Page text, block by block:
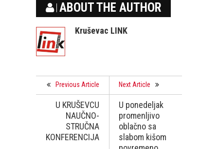
ABOUT THE AUTHOR
Kruševac LINK
Previous Article
U KRUŠEVCU
NAUČNO-
STRUČNA
KONFERENCIJA
Next Article
U ponedeljak
promenljivo
oblačno sa
slabom kišom